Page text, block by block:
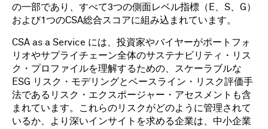
の一部であり、すべて3つの側面レベル指標（E、S、G）
および1つのCSA総合スコアに組み込まれています。
CSA as a Service には、投資家やバイヤーがポートフォ
リオやサプライチェーン全体のサステナビリティ・リス
ク・プロファイルを理解するための、スケーラブルな
ESG リスク・モデリングとベースライン・リスク評価手
法であるリスク・エクスポージャー・アセスメントも含
まれています。これらのリスクがどのように管理されて
いるか、より深いインサイトを求める企業は、中小企業